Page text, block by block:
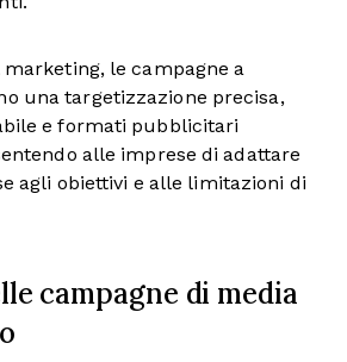
le campagne a
una targetizzazione precisa,
e formati pubblicitari
alle imprese di adattare
agli obiettivi e alle limitazioni di
campagne di media